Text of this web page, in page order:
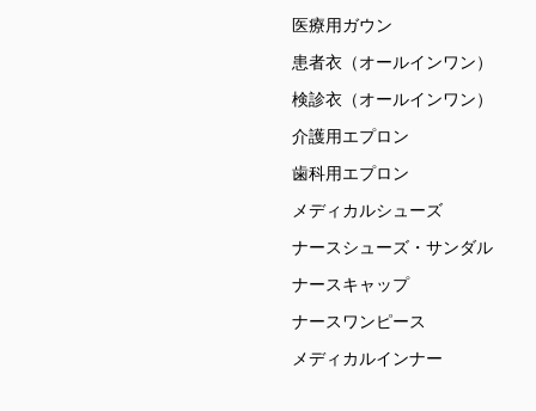
医療用ガウン
患者衣（オールインワン）
検診衣（オールインワン）
介護用エプロン
歯科用エプロン
メディカルシューズ
ナースシューズ・サンダル
ナースキャップ
ナースワンピース
メディカルインナー